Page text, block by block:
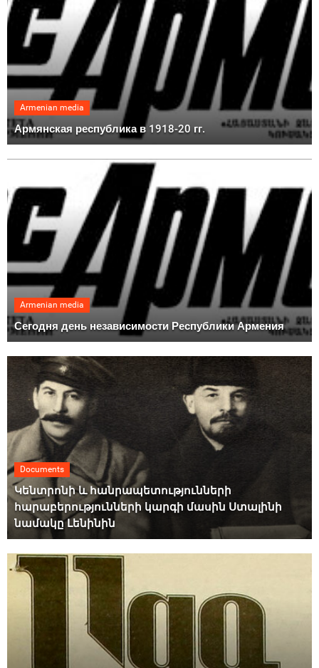
Armenian media
Армянская республика в 1918-20 гг.
Armenian media
Сегодня день независимости Республики Армения
Documents
Կենտրոնի և հանրապետությունների
հարաբերությունների կարգի մասին Ստալինի
նամակը Լենինին